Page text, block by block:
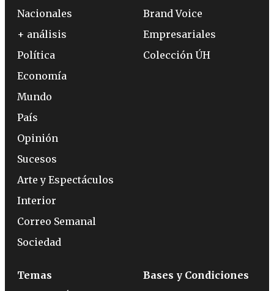
Nacionales
+ análisis
Política
Economía
Mundo
País
Opinión
Sucesos
Arte y Espectáculos
Interior
Correo Semanal
Sociedad
Brand Voice
Empresariales
Colección ÚH
Temas
Bases y Condiciones